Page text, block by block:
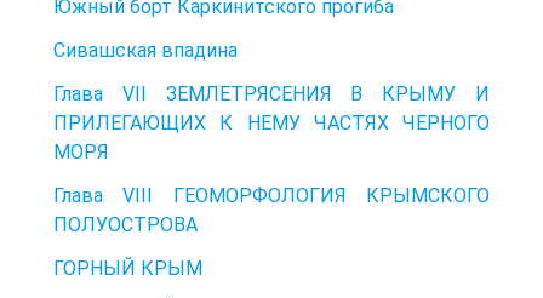
Южный борт Каркинитского прогиба
Сивашская впадина
Глава VII ЗЕМЛЕТРЯСЕНИЯ В КРЫМУ И
ПРИЛЕГАЮЩИХ К НЕМУ ЧАСТЯХ ЧЕРНОГО
МОРЯ
Глава VIII ГЕОМОРФОЛОГИЯ КРЫМСКОГО
ПОЛУОСТРОВА
ГОРНЫЙ КРЫМ